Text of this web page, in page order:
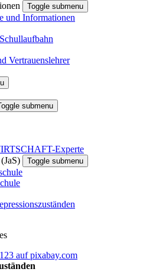
Toggle submenu
und Informationen
Vertrauenslehrer
submenu
Experte
Toggle submenu